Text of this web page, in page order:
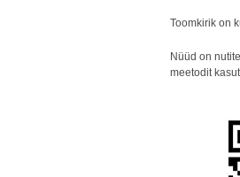
Toomkirik on
Nüüd on
meetodit